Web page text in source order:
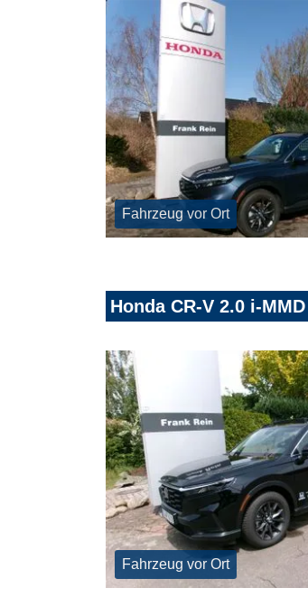
Fahrzeug vor Ort
Honda CR-V 2.0 i-
Fahrzeug vor Ort